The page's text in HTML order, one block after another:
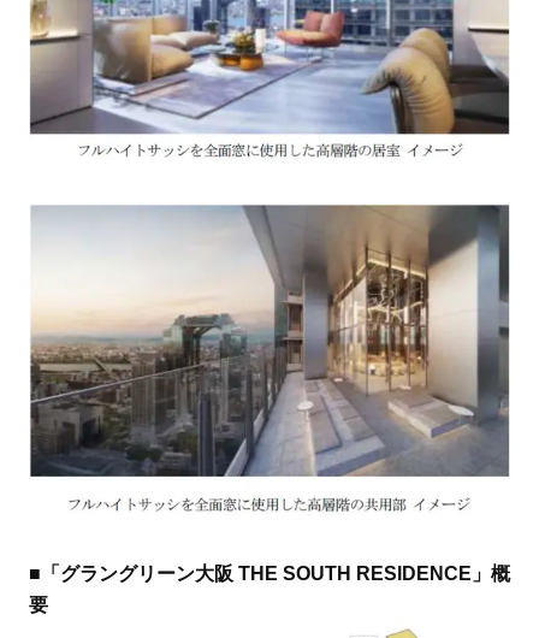
■「グラングリーン大阪 THE SOUTH RESIDENCE」概
要